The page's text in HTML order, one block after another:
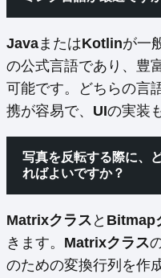
Java またはKotlinが一
の公式言語であり、豊
可能です。どちらの言
携が容易で、 UIの実装
写真を反転する際に、
ればよいですか？
Matrixクラス と Bitmap
きます。 Matrixクラス
のための変換行列を作